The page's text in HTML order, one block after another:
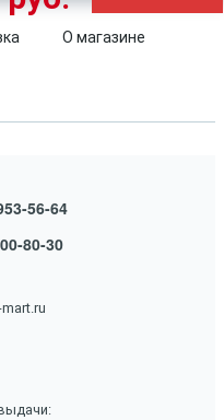
О магазине
56-64
80-30